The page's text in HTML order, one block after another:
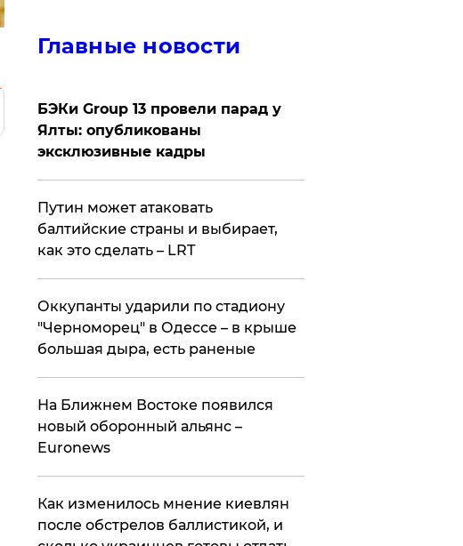
Главные новости
​БЭКи Group 13 провели парад у
Ялты: опубликованы
эксклюзивные кадры
Путин может атаковать
балтийские страны и выбирает,
как это сделать – LRT
Оккупанты ударили по стадиону
"Черноморец" в Одессе – в крыше
большая дыра, есть раненые
На Ближнем Востоке появился
новый оборонный альянс –
Euronews
Как изменилось мнение киевлян
после обстрелов баллистикой, и